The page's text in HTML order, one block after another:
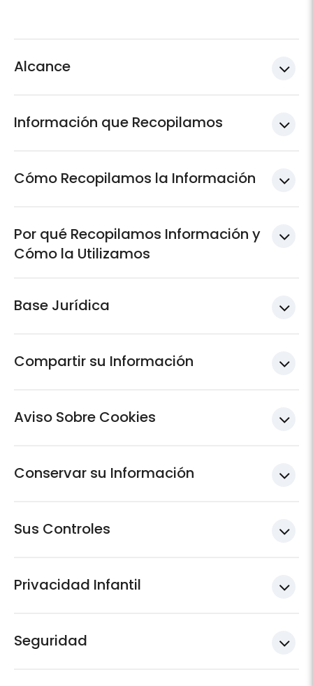
Alcance
Información que Recopilamos
Cómo Recopilamos la Información
Por qué Recopilamos Información y
Cómo la Utilizamos
Base Jurídica
Compartir su Información
Aviso Sobre Cookies
Conservar su Información
Sus Controles
Privacidad Infantil
Seguridad